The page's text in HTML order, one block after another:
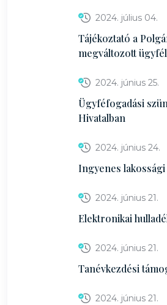
2024. július 04.
Tájékoztató a
megváltozott
2024. június 25.
Ügyféfogadási
Hivatalban
2024. június 24.
Ingyenes
2024. június 21.
Elektronikai
2024. június 21.
Tanévkezdési
2024. június 21.